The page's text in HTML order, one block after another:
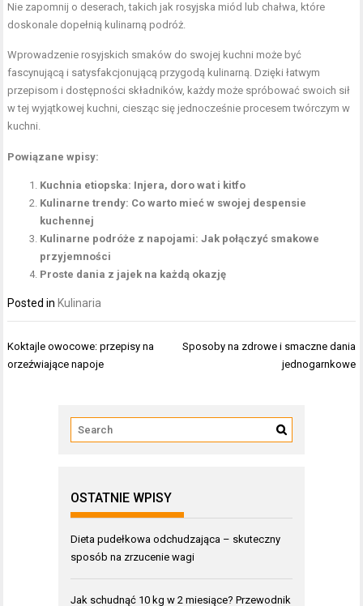
Nie zapomnij o deserach, takich jak rosyjska miód lub chałwa, które
doskonale dopełnią kulinarną podróż.
Wprowadzenie rosyjskich smaków do swojej kuchni może być
fascynującą i satysfakcjonującą przygodą kulinarną. Dzięki łatwym
przepisom i dostępności składników, każdy może spróbować swoich sił
w tej wyjątkowej kuchni, ciesząc się jednocześnie procesem twórczym w
kuchni.
Powiązane wpisy:
Kuchnia etiopska: Injera, doro wat i kitfo
Kulinarne trendy: Co warto mieć w swojej despensie
kuchennej
Kulinarne podróże z napojami: Jak połączyć smakowe
przyjemności
Proste dania z jajek na każdą okazję
Posted in Kulinaria
Nawigacja
wpisu
Koktajle owocowe: przepisy na
orzeźwiające napoje
Sposoby na zdrowe i smaczne dania
jednogarnkowe
OSTATNIE WPISY
Dieta pudełkowa odchudzająca – skuteczny
sposób na zrzucenie wagi
Jak schudnąć 10 kg w 2 miesiące? Przewodnik